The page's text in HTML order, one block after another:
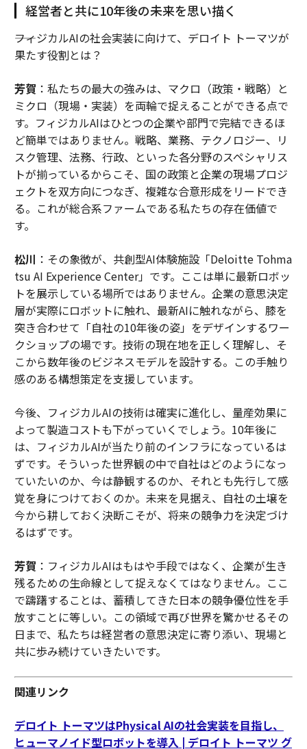
経営者と共に10年後の未来を思い描く
――フィジカルAIの社会実装に向けて、デロイト トーマツが
果たす役割とは？
芳賀 ：私たちの最大の強みは、マクロ（政策・戦略）と
ミクロ（現場・実装）を両輪で捉えることができる点で
す。フィジカルAIはひとつの企業や部門で完結できるほ
ど簡単ではありません。戦略、業務、テクノロジー、リ
スク管理、法務、行政、といった各分野のスペシャリス
トが揃っているからこそ、国の政策と企業の現場プロジ
ェクトを双方向につなぎ、複雑な合意形成をリードでき
る。これが総合系ファームである私たちの存在価値で
す。
松川 ：その象徴が、共創型AI体験施設「Deloitte Tohma
tsu AI Experience Center」です。ここは単に最新ロボッ
トを展示している場所ではありません。企業の意思決定
層が実際にロボットに触れ、最新AIに触れながら、膝を
突き合わせて「自社の10年後の姿」をデザインするワー
クショップの場です。技術の現在地を正しく理解し、そ
こから数年後のビジネスモデルを設計する。この手触り
感のある構想策定を支援しています。
今後、フィジカルAIの技術は確実に進化し、量産効果に
よって製造コストも下がっていくでしょう。10年後に
は、フィジカルAIが当たり前のインフラになっているは
ずです。そういった世界観の中で自社はどのようになっ
ていたいのか、今は静観するのか、それとも先行して感
覚を身につけておくのか。未来を見据え、自社の土壌を
今から耕しておく決断こそが、将来の競争力を決定づけ
るはずです。
芳賀 ：フィジカルAIはもはや手段ではなく、企業が生き
残るための生命線として捉えなくてはなりません。ここ
で躊躇することは、蓄積してきた日本の競争優位性を手
放すことに等しい。この領域で再び世界を驚かせるその
日まで、私たちは経営者の意思決定に寄り添い、現場と
共に歩み続けていきたいです。
関連リンク
デロイト トーマツはPhysical AIの社会実装を目指し、
ヒューマノイド型ロボットを導入 | デロイト トーマツ グ